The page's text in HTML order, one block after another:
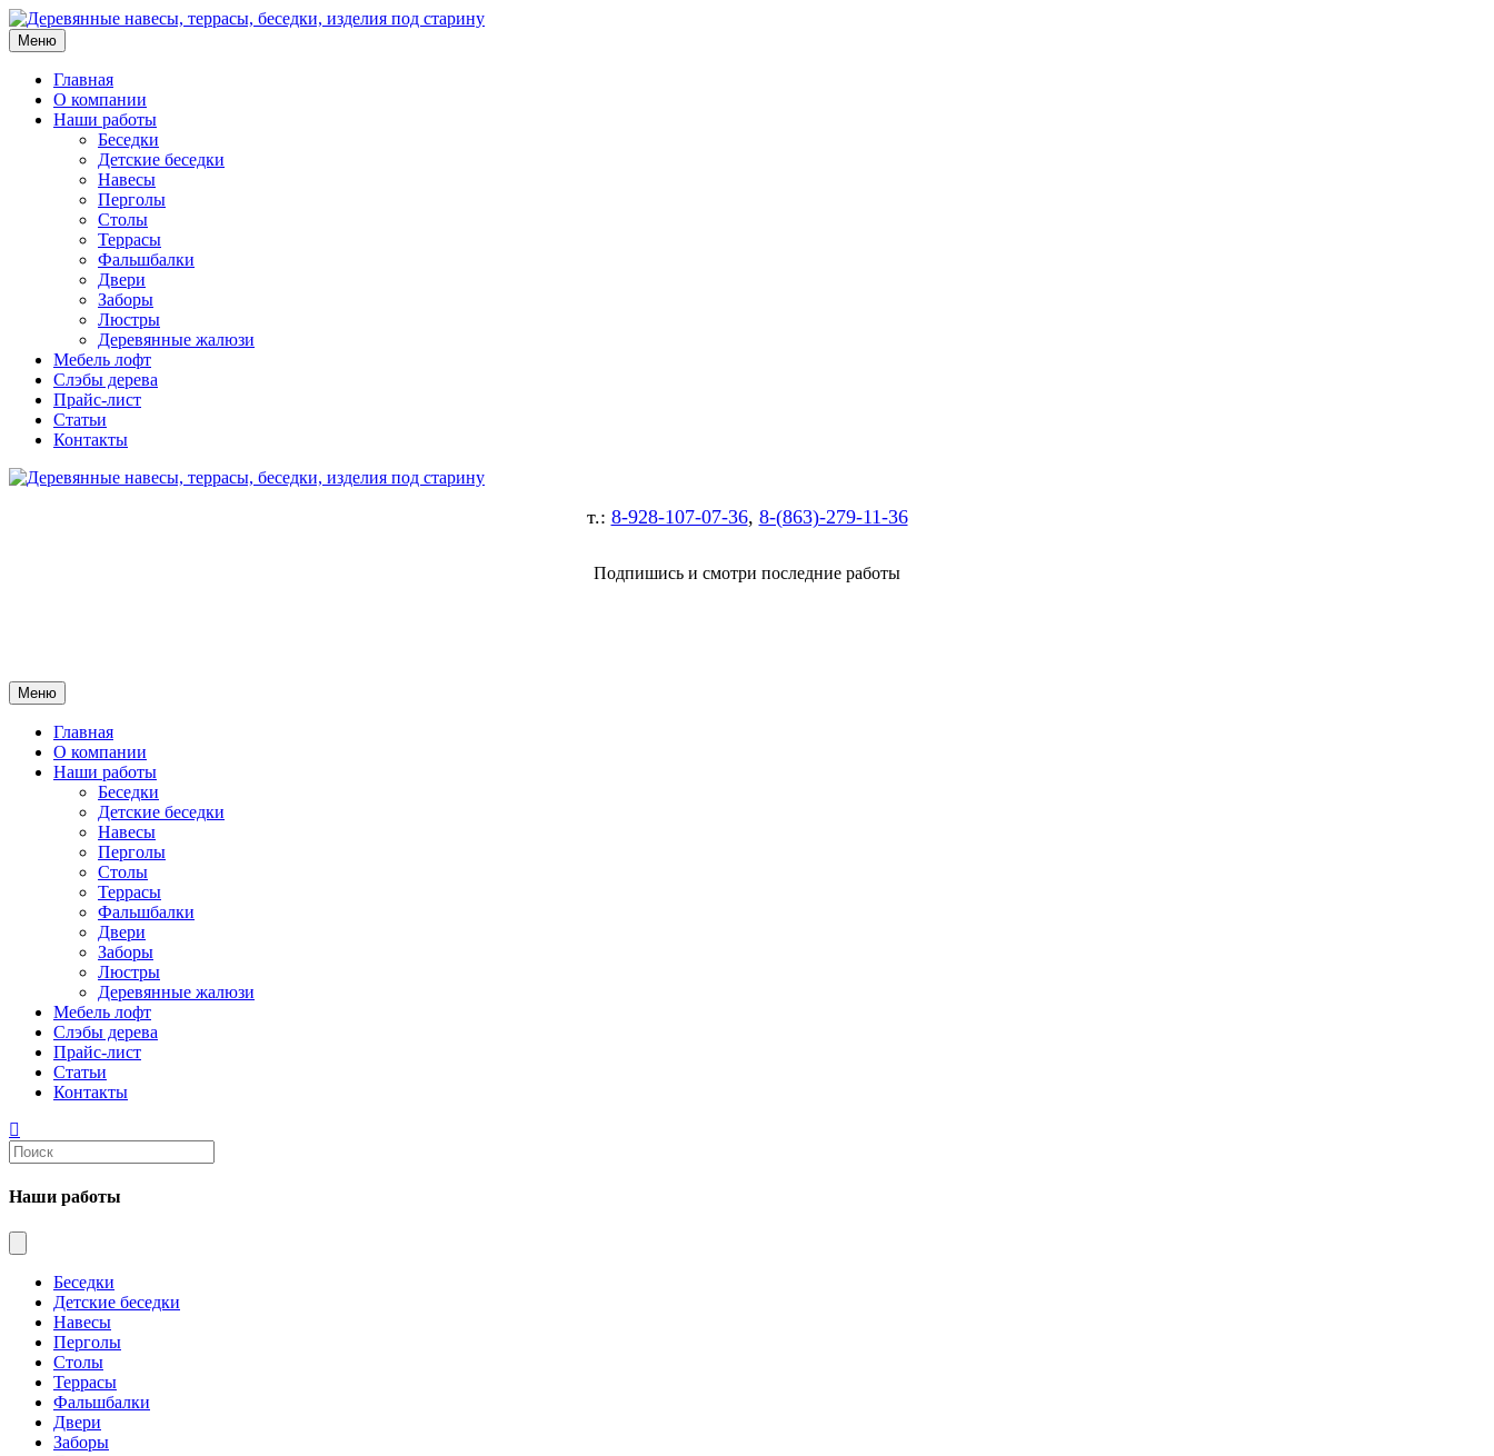
Меню
Главная
О компании
Наши работы
Беседки
Детские беседки
Навесы
Перголы
Столы
Террасы
Фальшбалки
Двери
Заборы
Люстры
Деревянные жалюзи
Мебель лофт
Слэбы дерева
Прайс-лист
Статьи
Контакты
т.: 8-928-107-07-36, 8-(863)-279-11-36
Подпишись и смотри последние работы
Меню
Главная
О компании
Наши работы
Беседки
Детские беседки
Навесы
Перголы
Столы
Террасы
Фальшбалки
Двери
Заборы
Люстры
Деревянные жалюзи
Мебель лофт
Слэбы дерева
Прайс-лист
Статьи
Контакты
Наши работы
Беседки
Детские беседки
Навесы
Перголы
Столы
Террасы
Фальшбалки
Двери
Заборы